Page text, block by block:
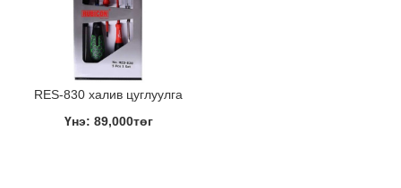
RES-830 халив цуглуулга
Үнэ: 89,000төг